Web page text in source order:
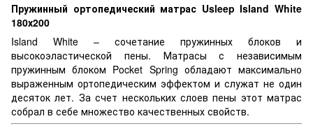
Пружинный ортопедический матрас Usleep Island White
180х200
Island White – сочетание пружинных блоков и
высокоэластической пены. Матрасы с независимым
пружинным блоком Pocket Spring обладают максимально
выраженным ортопедическим эффектом и служат не один
десяток лет. За счет нескольких слоев пены этот матрас
собрал в себе множество качественных свойств.